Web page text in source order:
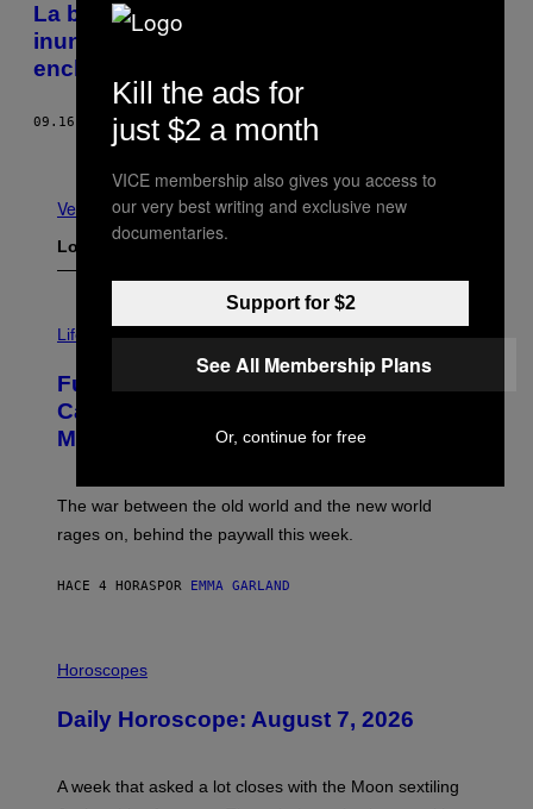
La búsqueda de supervivientes de una
inundación en EEUU centrada en un
enclave polígamo
09.16.15 PORVICE NEWS
Ver todo
Lo más reciente
M
E
:
N
I
O
V
Life
Fully-Automated Luxury Space
Capitalism—This Week on VICE:
Members Only
The war between the old world and the new world
rages on, behind the paywall this week.
HACE 4 HORAS POR EMMA GARLAND
L
S
T
Horoscopes
Daily Horoscope: August 7, 2026
A week that asked a lot closes with the Moon sextiling
Kill the ads for
just $2 a month
VICE membership also gives you access to
our very best writing and exclusive new
documentaries.
Support for $2
See All Membership Plans
Or, continue for free